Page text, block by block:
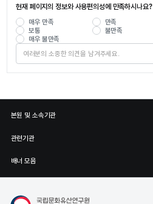
현재 페이지의 정보와 사용편의성에 만족하시나요?
매우 만족
만족
보통
불만족
매우 불만족
본원 및 소속기관
관련기관
배너 모음
국립나주문화유산연구소